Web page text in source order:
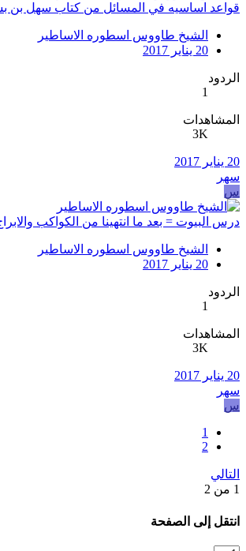
قواعد اساسيه في المسائل من كتاب سهل بن
الشيخ طاووس اسطوره الاساطير
20 يناير 2017
الردود
1
المشاهدات
3K
20 يناير 2017
سهر
س
درس البيوت = بعد ما انتهينا من الكواكب
الشيخ طاووس اسطوره الاساطير
20 يناير 2017
الردود
1
المشاهدات
3K
20 يناير 2017
سهر
س
1
2
التالي
1 من 2
انتقل إلى الصفحة